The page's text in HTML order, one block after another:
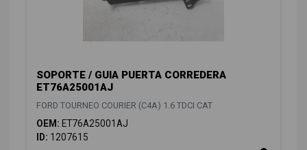
SOPORTE / GUIA PUERTA CORREDERA
ET76A25001AJ
FORD TOURNEO COURIER (C4A) 1.6 TDCI CAT
OEM: ET76A25001AJ
ID: 1207615